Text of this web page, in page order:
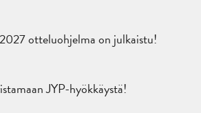
otteluohjelma on julkaistu!
JYP-hyökkäystä!